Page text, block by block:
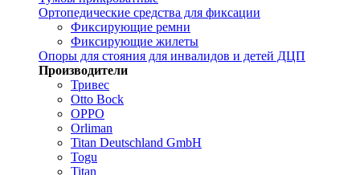
Ортопедические средства для фиксации
Фиксирующие ремни
Фиксирующие жилеты
Опоры для стояния для инвалидов и детей ДЦП
Производители
Тривес
Otto Bock
OPPO
Orliman
Titan Deutschland GmbH
Togu
Titan